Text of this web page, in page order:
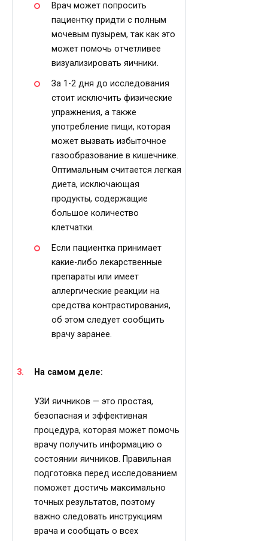
Врач может попросить
пациентку придти с полным
мочевым пузырем, так как это
может помочь отчетливее
визуализировать яичники.
За 1-2 дня до исследования
стоит исключить физические
упражнения, а также
употребление пищи, которая
может вызвать избыточное
газообразование в кишечнике.
Оптимальным считается легкая
диета, исключающая
продукты, содержащие
большое количество
клетчатки.
Если пациентка принимает
какие-либо лекарственные
препараты или имеет
аллергические реакции на
средства контрастирования,
об этом следует сообщить
врачу заранее.
На самом деле:
УЗИ яичников — это простая,
безопасная и эффективная
процедура, которая может помочь
врачу получить информацию о
состоянии яичников. Правильная
подготовка перед исследованием
поможет достичь максимально
точных результатов, поэтому
важно следовать инструкциям
врача и сообщать о всех